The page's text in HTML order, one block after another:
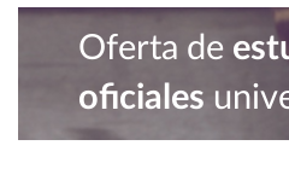
Oferta de
oficiales